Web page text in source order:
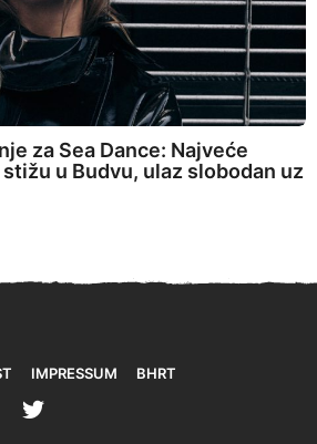
za Sea Dance: Najveće
u Budvu, ulaz slobodan uz
IMPRESSUM BHRT